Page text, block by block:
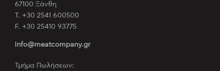
67100 Ξάνθη
Τ. +30 2541 600500
F. +30 25410 93775
info@meatcompany.gr
Τμήμα Πωλήσεων: